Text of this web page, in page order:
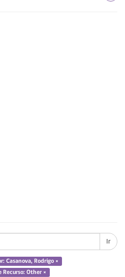
Ir
Casanova, Rodrigo ×
Recurso: Other ×